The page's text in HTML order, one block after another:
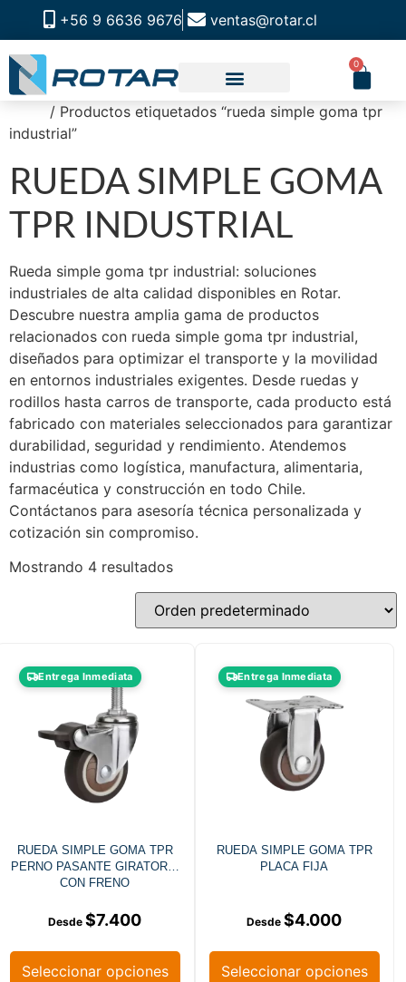
+56 9 6636 9676 ventas@rotar.cl
0
/ Productos etiquetados “rueda simple goma tpr
industrial”
RUEDA SIMPLE GOMA
TPR INDUSTRIAL
Rueda simple goma tpr industrial: soluciones
industriales de alta calidad disponibles en Rotar.
Descubre nuestra amplia gama de productos
relacionados con rueda simple goma tpr industrial,
diseñados para optimizar el transporte y la movilidad
en entornos industriales exigentes. Desde ruedas y
rodillos hasta carros de transporte, cada producto está
fabricado con materiales seleccionados para garantizar
durabilidad, seguridad y rendimiento. Atendemos
industrias como logística, manufactura, alimentaria,
farmacéutica y construcción en todo Chile.
Contáctanos para asesoría técnica personalizada y
cotización sin compromiso.
Mostrando 4 resultados
Entrega Inmediata
RUEDA SIMPLE GOMA TPR
PERNO PASANTE GIRATORIA
CON FRENO
$7.400
Seleccionar opciones
Entrega Inmediata
RUEDA SIMPLE GOMA TPR
PLACA FIJA
$4.000
Seleccionar opciones